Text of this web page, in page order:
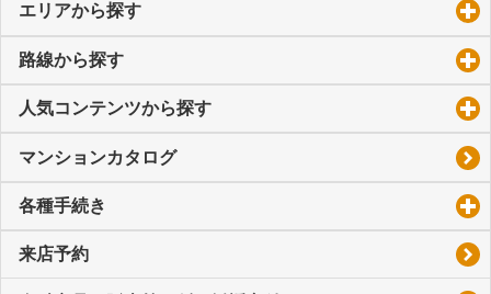
エリアから探す
路線から探す
人気コンテンツから探す
マンションカタログ
各種手続き
来店予約